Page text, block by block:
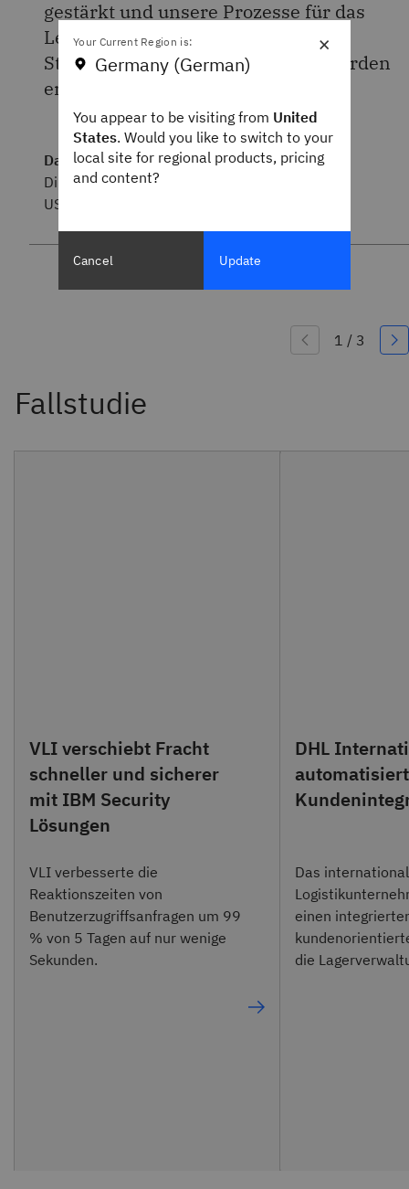
gestärkt und unsere Prozesse für das
Lebenszyklus- und
Stromversorgungsmanagement wurden
erheblich verbessert.
Dan Corcoran
Director of Client Technology
US Foods
VLI verschiebt Fracht
schneller und sicherer
mit IBM Security
Lösungen
VLI verbesserte die
Reaktionszeiten von
Benutzerzugriffsanfragen um 99
% von 5 Tagen auf nur wenige
Sekunden.
DHL
Das
einen
die
×
Your Current Region is:
Germany (German)
You appear to be visiting from United
States. Would you like to switch to your
local site for regional products, pricing
and content?
Cancel Update